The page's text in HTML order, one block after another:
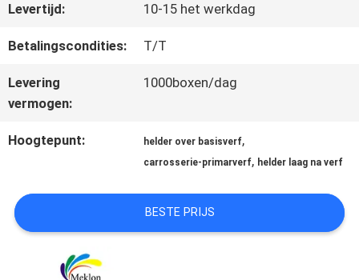
NIEUWS
VRAAG
EEN
OFFERTE
AAN
SITEMAP
Levertijd: 10-15 het werkdag
Betalingscondities: T/T
Levering
vermogen:
1000boxen/dag
Hoogtepunt: helder over basisverf,
carrosserie-primarverf, helder laag na verf
BESTE PRIJS